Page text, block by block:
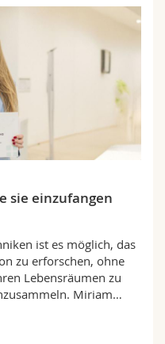
sie einzufangen
ist es möglich, das
zu erforschen, ohne
Lebensräumen zu
Miriam…